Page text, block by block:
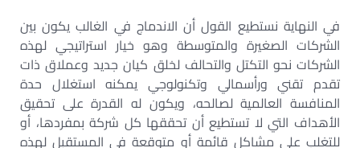
في النهاية نستطيع القول أن الاندماج في الغالب يكون بين
الشركات الصغيرة والمتوسطة وهو خيار استراتيجي لهذه
الشركات نحو التكتل والتحالف لخلق كيان جديد وعملاق ذات
تقدم تقني ورأسمالي وتكنولوجي يمكنه استغلال حدة
المنافسة العالمية لصالحه، ويكون له القدرة على تحقيق
الأهداف التي لا تستطيع أن تحققها كل شركة بمفردها، أو
للتغلب على مشاكل قائمة أو متوقعة في المستقبل لهذه